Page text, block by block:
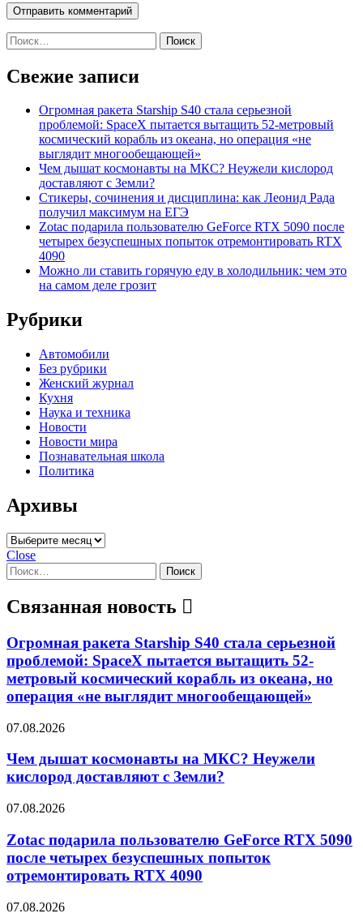
Найти:
Свежие записи
Огромная ракета Starship S40 стала серьезной
проблемой: SpaceX пытается вытащить 52-метровый
космический корабль из океана, но операция «не
выглядит многообещающей»
Чем дышат космонавты на МКС? Неужели кислород
доставляют с Земли?
Стикеры, сочинения и дисциплина: как Леонид Рада
получил максимум на ЕГЭ
Zotac подарила пользователю GeForce RTX 5090 после
четырех безуспешных попыток отремонтировать RTX
4090
Можно ли ставить горячую еду в холодильник: чем это
на самом деле грозит
Рубрики
Автомобили
Без рубрики
Женский журнал
Кухня
Наука и техника
Новости
Новости мира
Познавательная школа
Политика
Архивы
Архивы
Close
Найти:
Связанная новость
Огромная ракета Starship S40 стала серьезной
проблемой: SpaceX пытается вытащить 52-
метровый космический корабль из океана, но
операция «не выглядит многообещающей»
07.08.2026
Чем дышат космонавты на МКС? Неужели
кислород доставляют с Земли?
07.08.2026
Zotac подарила пользователю GeForce RTX 5090
после четырех безуспешных попыток
отремонтировать RTX 4090
07.08.2026